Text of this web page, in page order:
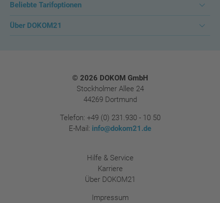
Beliebte Tarifoptionen
Über DOKOM21
Footer
© 2026 DOKOM GmbH
Stockholmer Allee 24
44269 Dortmund
Telefon: +49 (0) 231.930 - 10 50
E-Mail: info@dokom21.de
Hilfe & Service
Karriere
Über DOKOM21
Impressum